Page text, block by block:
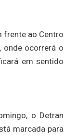
frente ao Centro
onde ocorrerá o
em sentido
o Detran
marcada para